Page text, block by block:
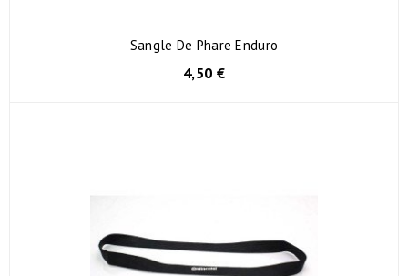
Sangle De Phare Enduro
4,50 €